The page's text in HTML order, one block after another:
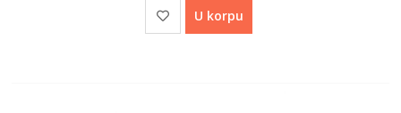
U korpu